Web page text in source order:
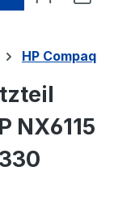
HP Compaq
NX6115